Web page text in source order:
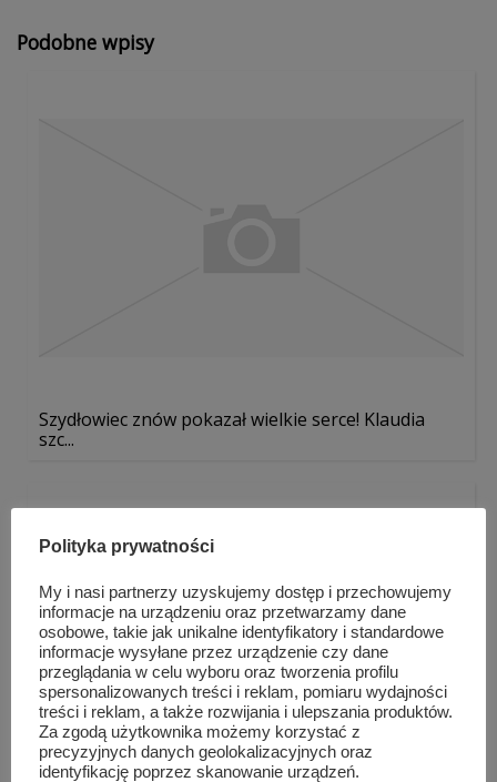
Podobne wpisy
Szydłowiec znów pokazał wielkie serce! Klaudia
szc...
Polityka prywatności
My i nasi partnerzy uzyskujemy dostęp i przechowujemy
informacje na urządzeniu oraz przetwarzamy dane
osobowe, takie jak unikalne identyfikatory i standardowe
informacje wysyłane przez urządzenie czy dane
przeglądania w celu wyboru oraz tworzenia profilu
spersonalizowanych treści i reklam, pomiaru wydajności
treści i reklam, a także rozwijania i ulepszania produktów.
Za zgodą użytkownika możemy korzystać z
precyzyjnych danych geolokalizacyjnych oraz
identyfikację poprzez skanowanie urządzeń.